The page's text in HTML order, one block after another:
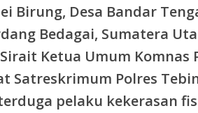
Birung, Desa Bandar
Bedagai, Sumatera
Ketua Umum Komnas
Satreskrimum Polres
pelaku kekerasan